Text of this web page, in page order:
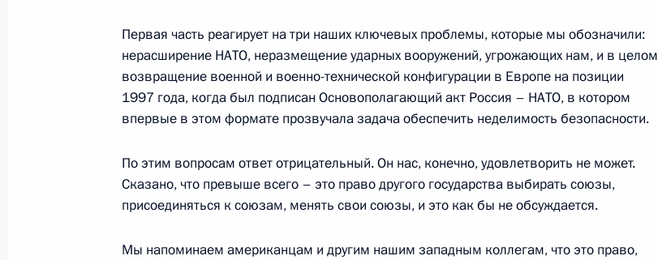
Встреча с главой МИД России Сергеем Лавровым
14 февраля 2022 года, 15:30
12 февраля 2022 года, суббота
Брифинг помощника Президента России Юрия Ушакова
по итогам телефонного разговора Владимира Путина и Джозефа
Первая часть реагирует на три наших ключевых проблемы, которые мы обозначили:
нерасширение НАТО, неразмещение ударных вооружений, угрожающих нам, и в целом
возвращение военной и военно-технической конфигурации в Европе на позиции
1997 года, когда был подписан Основополагающий акт Россия – НАТО, в котором
впервые в этом формате прозвучала задача обеспечить неделимость безопасности.
По этим вопросам ответ отрицательный. Он нас, конечно, удовлетворить не может.
Сказано, что превыше всего – это право другого государства выбирать союзы,
присоединяться к союзам, менять свои союзы, и это как бы не обсуждается.
Мы напоминаем американцам и другим нашим западным коллегам, что это право,